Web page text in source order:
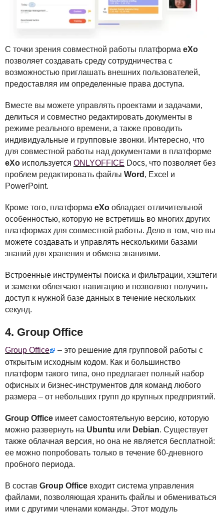
С точки зрения совместной работы платформа eXo
позволяет создавать среду сотрудничества с
возможностью приглашать внешних пользователей,
предоставляя им определенные права доступа.
Вместе вы можете управлять проектами и задачами,
делиться и совместно редактировать документы в
режиме реального времени, а также проводить
индивидуальные и групповые звонки. Интересно, что
для совместной работы над документами в платформе
eXo используется ONLYOFFICE Docs, что позволяет без
проблем редактировать файлы Word , Excel и
PowerPoint.
Кроме того, платформа eXo обладает отличительной
особенностью, которую не встретишь во многих других
платформах для совместной работы. Дело в том, что вы
можете создавать и управлять несколькими базами
знаний для хранения и обмена знаниями.
Встроенные инструменты поиска и фильтрации, хэштеги
и заметки облегчают навигацию и позволяют получить
доступ к нужной базе данных в течение нескольких
секунд.
4. Group Office
Group Office
– это решение для групповой работы с
открытым исходным кодом. Как и большинство
платформ такого типа, оно предлагает полный набор
офисных и бизнес-инструментов для команд любого
размера – от небольших групп до крупных предприятий.
Group Office имеет самостоятельную версию, которую
можно развернуть на Ubuntu или Debian. Существует
также облачная версия, но она не является бесплатной:
ее можно попробовать только в течение 60-дневного
пробного периода.
В состав Group Office входит система управления
файлами, позволяющая хранить файлы и обмениваться
ими с другими членами команды. Этот модуль